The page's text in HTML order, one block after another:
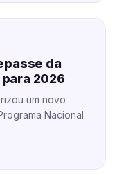
da
2026
um novo
Nacional